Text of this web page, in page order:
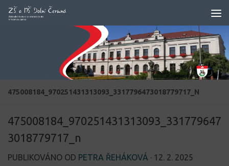
Skip to content
475008184_970251431313093_3317796473018779717_N
475008184_970251431313093_331779647
3018779717_n
PUBLIKOVÁNO OD PETRA ŘEHÁKOVÁ · 12. 2. 2025